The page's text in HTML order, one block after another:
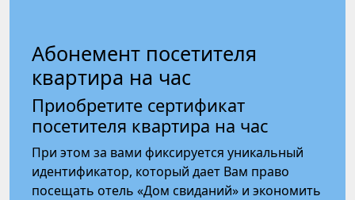
Абонемент посетителя
квартира на час
Приобретите сертификат
посетителя квартира на час
При этом за вами фиксируется уникальный
идентификатор, который дает Вам право
посещать отель «Дом свиданий» и экономить